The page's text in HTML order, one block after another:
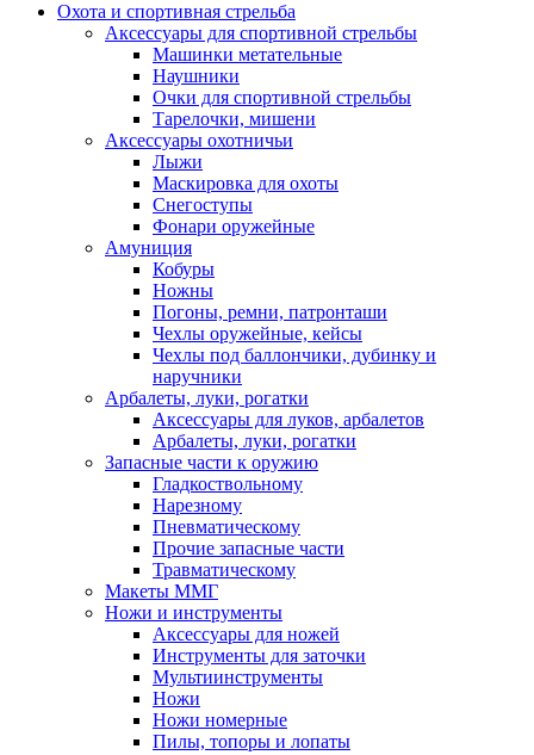
Охота и спортивная стрельба
Аксессуары для спортивной стрельбы
Машинки метательные
Наушники
Очки для спортивной стрельбы
Тарелочки, мишени
Аксессуары охотничьи
Лыжи
Маскировка для охоты
Снегоступы
Фонари оружейные
Амуниция
Кобуры
Ножны
Погоны, ремни, патронташи
Чехлы оружейные, кейсы
Чехлы под баллончики, дубинку и
наручники
Арбалеты, луки, рогатки
Аксессуары для луков, арбалетов
Арбалеты, луки, рогатки
Запасные части к оружию
Гладкоствольному
Нарезному
Пневматическому
Прочие запасные части
Травматическому
Макеты ММГ
Ножи и инструменты
Аксессуары для ножей
Инструменты для заточки
Мультиинструменты
Ножи
Ножи номерные
Пилы, топоры и лопаты